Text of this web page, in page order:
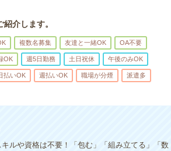
介します。
複数名募集 友達と一緒OK OA不要
OK 週5日勤務 土日祝休 午後のみOK
払いOK 週払いOK 職場が分煙 派遣多
ルや資格は不要！「包む」「組み立てる」「数